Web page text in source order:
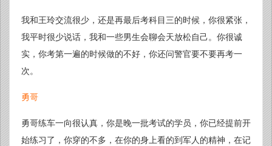
我和王玲交流很少，还是再最后考科目三的时候，你很紧张，
我平时很少说话，我和一些男生会聊会天放松自己。你很诚
实，你考第一遍的时候做的不好，你还问警官要不要再考一
次。
勇哥
勇哥练车一向很认真，你是晚一批考试的学员，你已经提前开
始练习了，你穿的不多，在你的身上看的到军人的精神，在记